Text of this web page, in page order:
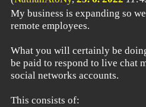
My business is expanding so
remote employees.
What you will certainly be
be paid to respond to live chat
social networks accounts.
This consists of: